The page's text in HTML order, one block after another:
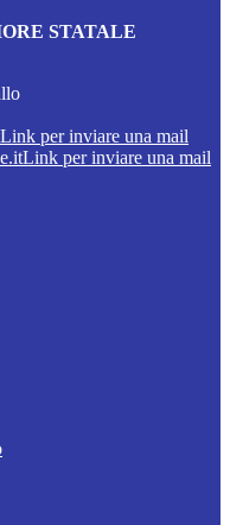
STATALE
Link per inviare una mail
Link per inviare una mail